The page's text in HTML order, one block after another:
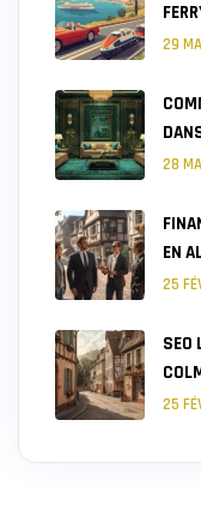
29
28
EN
25
SEO
25